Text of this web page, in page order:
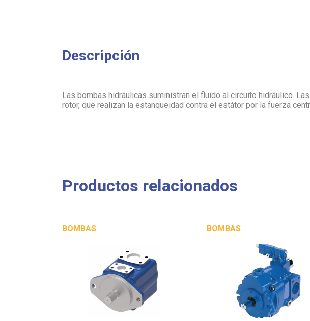
Descripción
Las bombas hidráulicas suministran el fluido al circuito hidráulico.
rotor, que realizan la estanqueidad contra el estátor por la fuerza
Productos relacionados
BOMBAS BOMBAS